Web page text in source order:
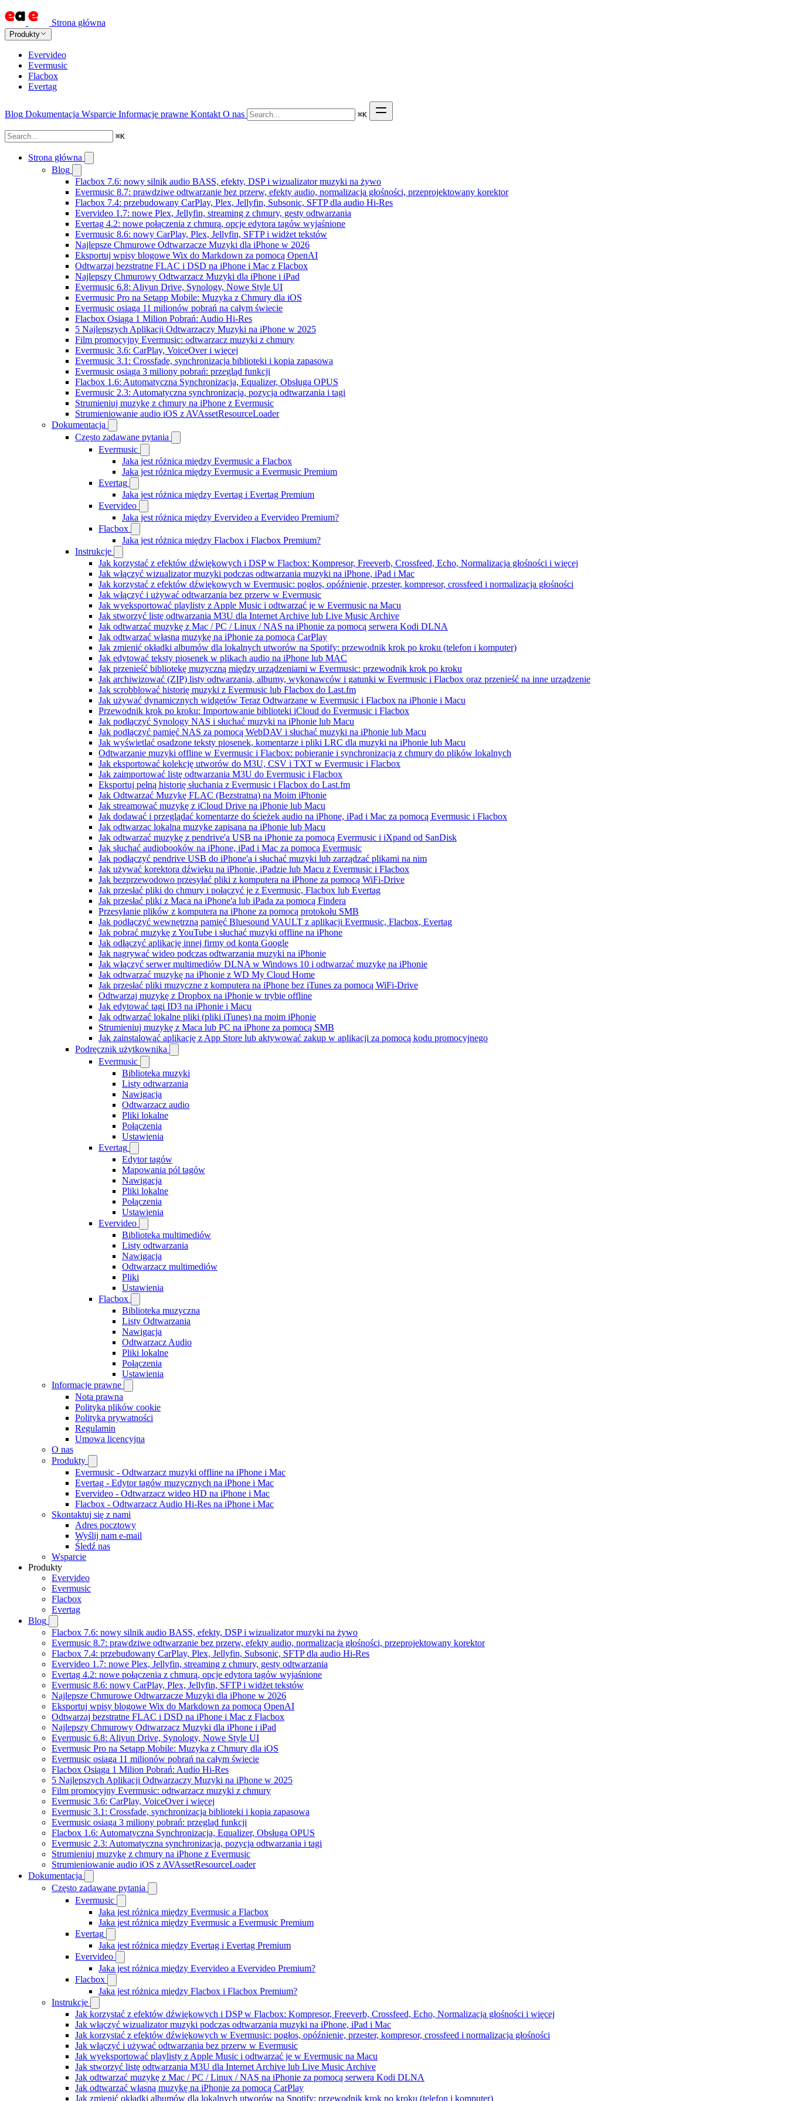
Strona główna
Produkty
Evervideo
Evermusic
Flacbox
Evertag
Blog Dokumentacja Wsparcie Informacje prawne Kontakt O nas ⌘K
⌘K
Strona główna
Blog
Flacbox 7.6: nowy silnik audio BASS, efekty, DSP i wizualizator muzyki na żywo
Evermusic 8.7: prawdziwe odtwarzanie bez przerw, efekty audio, normalizacja głośności, przeprojektowany korektor
Flacbox 7.4: przebudowany CarPlay, Plex, Jellyfin, Subsonic, SFTP dla audio Hi-Res
Evervideo 1.7: nowe Plex, Jellyfin, streaming z chmury, gesty odtwarzania
Evertag 4.2: nowe połączenia z chmurą, opcje edytora tagów wyjaśnione
Evermusic 8.6: nowy CarPlay, Plex, Jellyfin, SFTP i widżet tekstów
Najlepsze Chmurowe Odtwarzacze Muzyki dla iPhone w 2026
Eksportuj wpisy blogowe Wix do Markdown za pomocą OpenAI
Odtwarzaj bezstratne FLAC i DSD na iPhone i Mac z Flacbox
Najlepszy Chmurowy Odtwarzacz Muzyki dla iPhone i iPad
Evermusic 6.8: Aliyun Drive, Synology, Nowe Style UI
Evermusic Pro na Setapp Mobile: Muzyka z Chmury dla iOS
Evermusic osiąga 11 milionów pobrań na całym świecie
Flacbox Osiąga 1 Milion Pobrań: Audio Hi-Res
5 Najlepszych Aplikacji Odtwarzaczy Muzyki na iPhone w 2025
Film promocyjny Evermusic: odtwarzacz muzyki z chmury
Evermusic 3.6: CarPlay, VoiceOver i więcej
Evermusic 3.1: Crossfade, synchronizacja biblioteki i kopia zapasowa
Evermusic osiąga 3 miliony pobrań: przegląd funkcji
Flacbox 1.6: Automatyczna Synchronizacja, Equalizer, Obsługa OPUS
Evermusic 2.3: Automatyczna synchronizacja, pozycja odtwarzania i tagi
Strumieniuj muzykę z chmury na iPhone z Evermusic
Strumieniowanie audio iOS z AVAssetResourceLoader
Dokumentacja
Często zadawane pytania
Evermusic
Jaka jest różnica między Evermusic a Flacbox
Jaka jest różnica między Evermusic a Evermusic Premium
Evertag
Jaka jest różnica między Evertag i Evertag Premium
Evervideo
Jaka jest różnica między Evervideo a Evervideo Premium?
Flacbox
Jaka jest różnica między Flacbox i Flacbox Premium?
Instrukcje
Jak korzystać z efektów dźwiękowych i DSP w Flacbox: Kompresor, Freeverb, Crossfeed, Echo, Normalizacja głośności i więcej
Jak włączyć wizualizator muzyki podczas odtwarzania muzyki na iPhone, iPad i Mac
Jak korzystać z efektów dźwiękowych w Evermusic: pogłos, opóźnienie, przester, kompresor, crossfeed i normalizacja głośności
Jak włączyć i używać odtwarzania bez przerw w Evermusic
Jak wyeksportować playlisty z Apple Music i odtwarzać je w Evermusic na Macu
Jak stworzyć listę odtwarzania M3U dla Internet Archive lub Live Music Archive
Jak odtwarzać muzykę z Mac / PC / Linux / NAS na iPhonie za pomocą serwera Kodi DLNA
Jak odtwarzać własną muzykę na iPhonie za pomocą CarPlay
Jak zmienić okładki albumów dla lokalnych utworów na Spotify: przewodnik krok po kroku (telefon i komputer)
Jak edytować teksty piosenek w plikach audio na iPhone lub MAC
Jak przenieść bibliotekę muzyczną między urządzeniami w Evermusic: przewodnik krok po kroku
Jak archiwizować (ZIP) listy odtwarzania, albumy, wykonawców i gatunki w Evermusic i Flacbox oraz przenieść na inne urządzenie
Jak scrobblować historię muzyki z Evermusic lub Flacbox do Last.fm
Jak używać dynamicznych widgetów Teraz Odtwarzane w Evermusic i Flacbox na iPhonie i Macu
Przewodnik krok po kroku: Importowanie biblioteki iCloud do Evermusic i Flacbox
Jak podłączyć Synology NAS i słuchać muzyki na iPhonie lub Macu
Jak podłączyć pamięć NAS za pomocą WebDAV i słuchać muzyki na iPhonie lub Macu
Jak wyświetlać osadzone teksty piosenek, komentarze i pliki LRC dla muzyki na iPhonie lub Macu
Odtwarzanie muzyki offline w Evermusic i Flacbox: pobieranie i synchronizacja z chmury do plików lokalnych
Jak eksportować kolekcję utworów do M3U, CSV i TXT w Evermusic i Flacbox
Jak zaimportować listę odtwarzania M3U do Evermusic i Flacbox
Eksportuj pełną historię słuchania z Evermusic i Flacbox do Last.fm
Jak Odtwarzać Muzykę FLAC (Bezstratną) na Moim iPhonie
Jak streamować muzykę z iCloud Drive na iPhonie lub Macu
Jak dodawać i przeglądać komentarze do ścieżek audio na iPhone, iPad i Mac za pomocą Evermusic i Flacbox
Jak odtwarzac lokalna muzyke zapisana na iPhonie lub Macu
Jak odtwarzać muzykę z pendrive'a USB na iPhonie za pomocą Evermusic i iXpand od SanDisk
Jak słuchać audiobooków na iPhone, iPad i Mac za pomocą Evermusic
Jak podłączyć pendrive USB do iPhone'a i słuchać muzyki lub zarządzać plikami na nim
Jak używać korektora dźwięku na iPhonie, iPadzie lub Macu z Evermusic i Flacbox
Jak bezprzewodowo przesyłać pliki z komputera na iPhone za pomocą WiFi-Drive
Jak przesłać pliki do chmury i połączyć je z Evermusic, Flacbox lub Evertag
Jak przesłać pliki z Maca na iPhone'a lub iPada za pomocą Findera
Przesyłanie plików z komputera na iPhone za pomocą protokołu SMB
Jak podłączyć wewnętrzną pamięć Bluesound VAULT z aplikacji Evermusic, Flacbox, Evertag
Jak pobrać muzykę z YouTube i słuchać muzyki offline na iPhone
Jak odłączyć aplikację innej firmy od konta Google
Jak nagrywać wideo podczas odtwarzania muzyki na iPhonie
Jak włączyć serwer multimediów DLNA w Windows 10 i odtwarzać muzykę na iPhonie
Jak odtwarzać muzykę na iPhonie z WD My Cloud Home
Jak przesłać pliki muzyczne z komputera na iPhone bez iTunes za pomocą WiFi-Drive
Odtwarzaj muzykę z Dropbox na iPhonie w trybie offline
Jak edytować tagi ID3 na iPhonie i Macu
Jak odtwarzać lokalne pliki (pliki iTunes) na moim iPhonie
Strumieniuj muzykę z Maca lub PC na iPhone za pomocą SMB
Jak zainstalować aplikację z App Store lub aktywować zakup w aplikacji za pomocą kodu promocyjnego
Podręcznik użytkownika
Evermusic
Biblioteka muzyki
Listy odtwarzania
Nawigacja
Odtwarzacz audio
Pliki lokalne
Połączenia
Ustawienia
Evertag
Edytor tagów
Mapowania pól tagów
Nawigacja
Pliki lokalne
Połączenia
Ustawienia
Evervideo
Biblioteka multimediów
Listy odtwarzania
Nawigacja
Odtwarzacz multimediów
Pliki
Ustawienia
Flacbox
Biblioteka muzyczna
Listy Odtwarzania
Nawigacja
Odtwarzacz Audio
Pliki lokalne
Połączenia
Ustawienia
Informacje prawne
Nota prawna
Polityka plików cookie
Polityka prywatności
Regulamin
Umowa licencyjna
O nas
Produkty
Evermusic - Odtwarzacz muzyki offline na iPhone i Mac
Evertag - Edytor tagów muzycznych na iPhone i Mac
Evervideo - Odtwarzacz wideo HD na iPhone i Mac
Flacbox - Odtwarzacz Audio Hi-Res na iPhone i Mac
Skontaktuj się z nami
Adres pocztowy
Wyślij nam e-mail
Śledź nas
Wsparcie
Produkty
Evervideo
Evermusic
Flacbox
Evertag
Blog
Flacbox 7.6: nowy silnik audio BASS, efekty, DSP i wizualizator muzyki na żywo
Evermusic 8.7: prawdziwe odtwarzanie bez przerw, efekty audio, normalizacja głośności, przeprojektowany korektor
Flacbox 7.4: przebudowany CarPlay, Plex, Jellyfin, Subsonic, SFTP dla audio Hi-Res
Evervideo 1.7: nowe Plex, Jellyfin, streaming z chmury, gesty odtwarzania
Evertag 4.2: nowe połączenia z chmurą, opcje edytora tagów wyjaśnione
Evermusic 8.6: nowy CarPlay, Plex, Jellyfin, SFTP i widżet tekstów
Najlepsze Chmurowe Odtwarzacze Muzyki dla iPhone w 2026
Eksportuj wpisy blogowe Wix do Markdown za pomocą OpenAI
Odtwarzaj bezstratne FLAC i DSD na iPhone i Mac z Flacbox
Najlepszy Chmurowy Odtwarzacz Muzyki dla iPhone i iPad
Evermusic 6.8: Aliyun Drive, Synology, Nowe Style UI
Evermusic Pro na Setapp Mobile: Muzyka z Chmury dla iOS
Evermusic osiąga 11 milionów pobrań na całym świecie
Flacbox Osiąga 1 Milion Pobrań: Audio Hi-Res
5 Najlepszych Aplikacji Odtwarzaczy Muzyki na iPhone w 2025
Film promocyjny Evermusic: odtwarzacz muzyki z chmury
Evermusic 3.6: CarPlay, VoiceOver i więcej
Evermusic 3.1: Crossfade, synchronizacja biblioteki i kopia zapasowa
Evermusic osiąga 3 miliony pobrań: przegląd funkcji
Flacbox 1.6: Automatyczna Synchronizacja, Equalizer, Obsługa OPUS
Evermusic 2.3: Automatyczna synchronizacja, pozycja odtwarzania i tagi
Strumieniuj muzykę z chmury na iPhone z Evermusic
Strumieniowanie audio iOS z AVAssetResourceLoader
Dokumentacja
Często zadawane pytania
Evermusic
Jaka jest różnica między Evermusic a Flacbox
Jaka jest różnica między Evermusic a Evermusic Premium
Evertag
Jaka jest różnica między Evertag i Evertag Premium
Evervideo
Jaka jest różnica między Evervideo a Evervideo Premium?
Flacbox
Jaka jest różnica między Flacbox i Flacbox Premium?
Instrukcje
Jak korzystać z efektów dźwiękowych i DSP w Flacbox: Kompresor, Freeverb, Crossfeed, Echo, Normalizacja głośności i więcej
Jak włączyć wizualizator muzyki podczas odtwarzania muzyki na iPhone, iPad i Mac
Jak korzystać z efektów dźwiękowych w Evermusic: pogłos, opóźnienie, przester, kompresor, crossfeed i normalizacja głośności
Jak włączyć i używać odtwarzania bez przerw w Evermusic
Jak wyeksportować playlisty z Apple Music i odtwarzać je w Evermusic na Macu
Jak stworzyć listę odtwarzania M3U dla Internet Archive lub Live Music Archive
Jak odtwarzać muzykę z Mac / PC / Linux / NAS na iPhonie za pomocą serwera Kodi DLNA
Jak odtwarzać własną muzykę na iPhonie za pomocą CarPlay
Jak zmienić okładki albumów dla lokalnych utworów na Spotify: przewodnik krok po kroku (telefon i komputer)